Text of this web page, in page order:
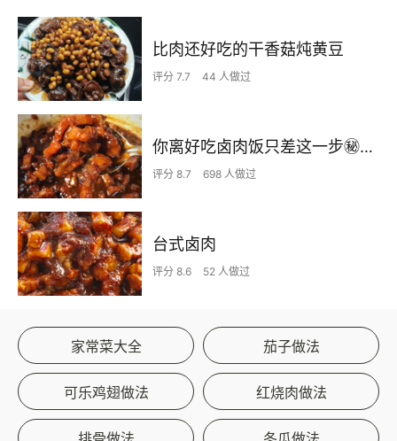
比肉还好吃的干香菇炖黄豆
评分 7.7 44 人做过
你离好吃卤肉饭只差这一步㊙️勾走我魂的卤肉饭🤩太🉑️了
评分 8.7 698 人做过
台式卤肉
评分 8.6 52 人做过
家常菜大全 茄子做法
可乐鸡翅做法 红烧肉做法